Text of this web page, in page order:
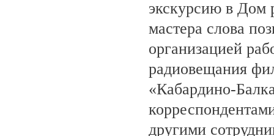
экскурсию в
мастера слова
организацией
радиовещания
«Кабардино-
другими